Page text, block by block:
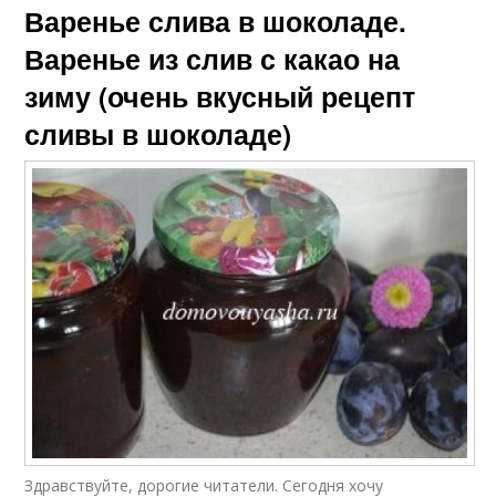
Варенье слива в шоколаде.
Варенье из слив с какао на
зиму (очень вкусный рецепт
сливы в шоколаде)
Здравствуйте, дорогие читатели. Сегодня хочу